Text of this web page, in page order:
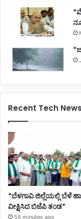
Recent Tech News
*ಬೆಳಗಾವಿ ಜಿಲ್ಲೆಯಲ್ಲಿ ಬೆಳೆ
ವೀಕ್ಷಿಸಿದ ಬಿಜೆಪಿ ತಂಡ*
56 minutes ago